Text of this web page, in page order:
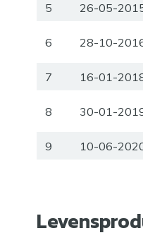
5 26-05-
6 28-10-
7 16-01-
8 30-01-
9 10-06-